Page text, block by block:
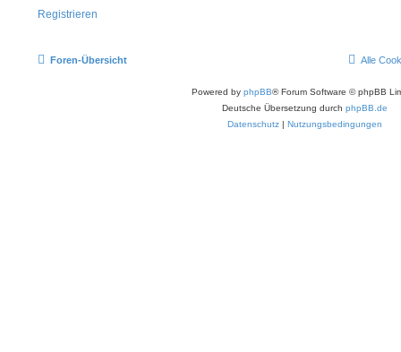
Registrieren
Foren-Übersicht Alle
Powered by phpBB® Forum Software © phpBB
Deutsche Übersetzung durch phpBB.de
Datenschutz | Nutzungsbedingungen